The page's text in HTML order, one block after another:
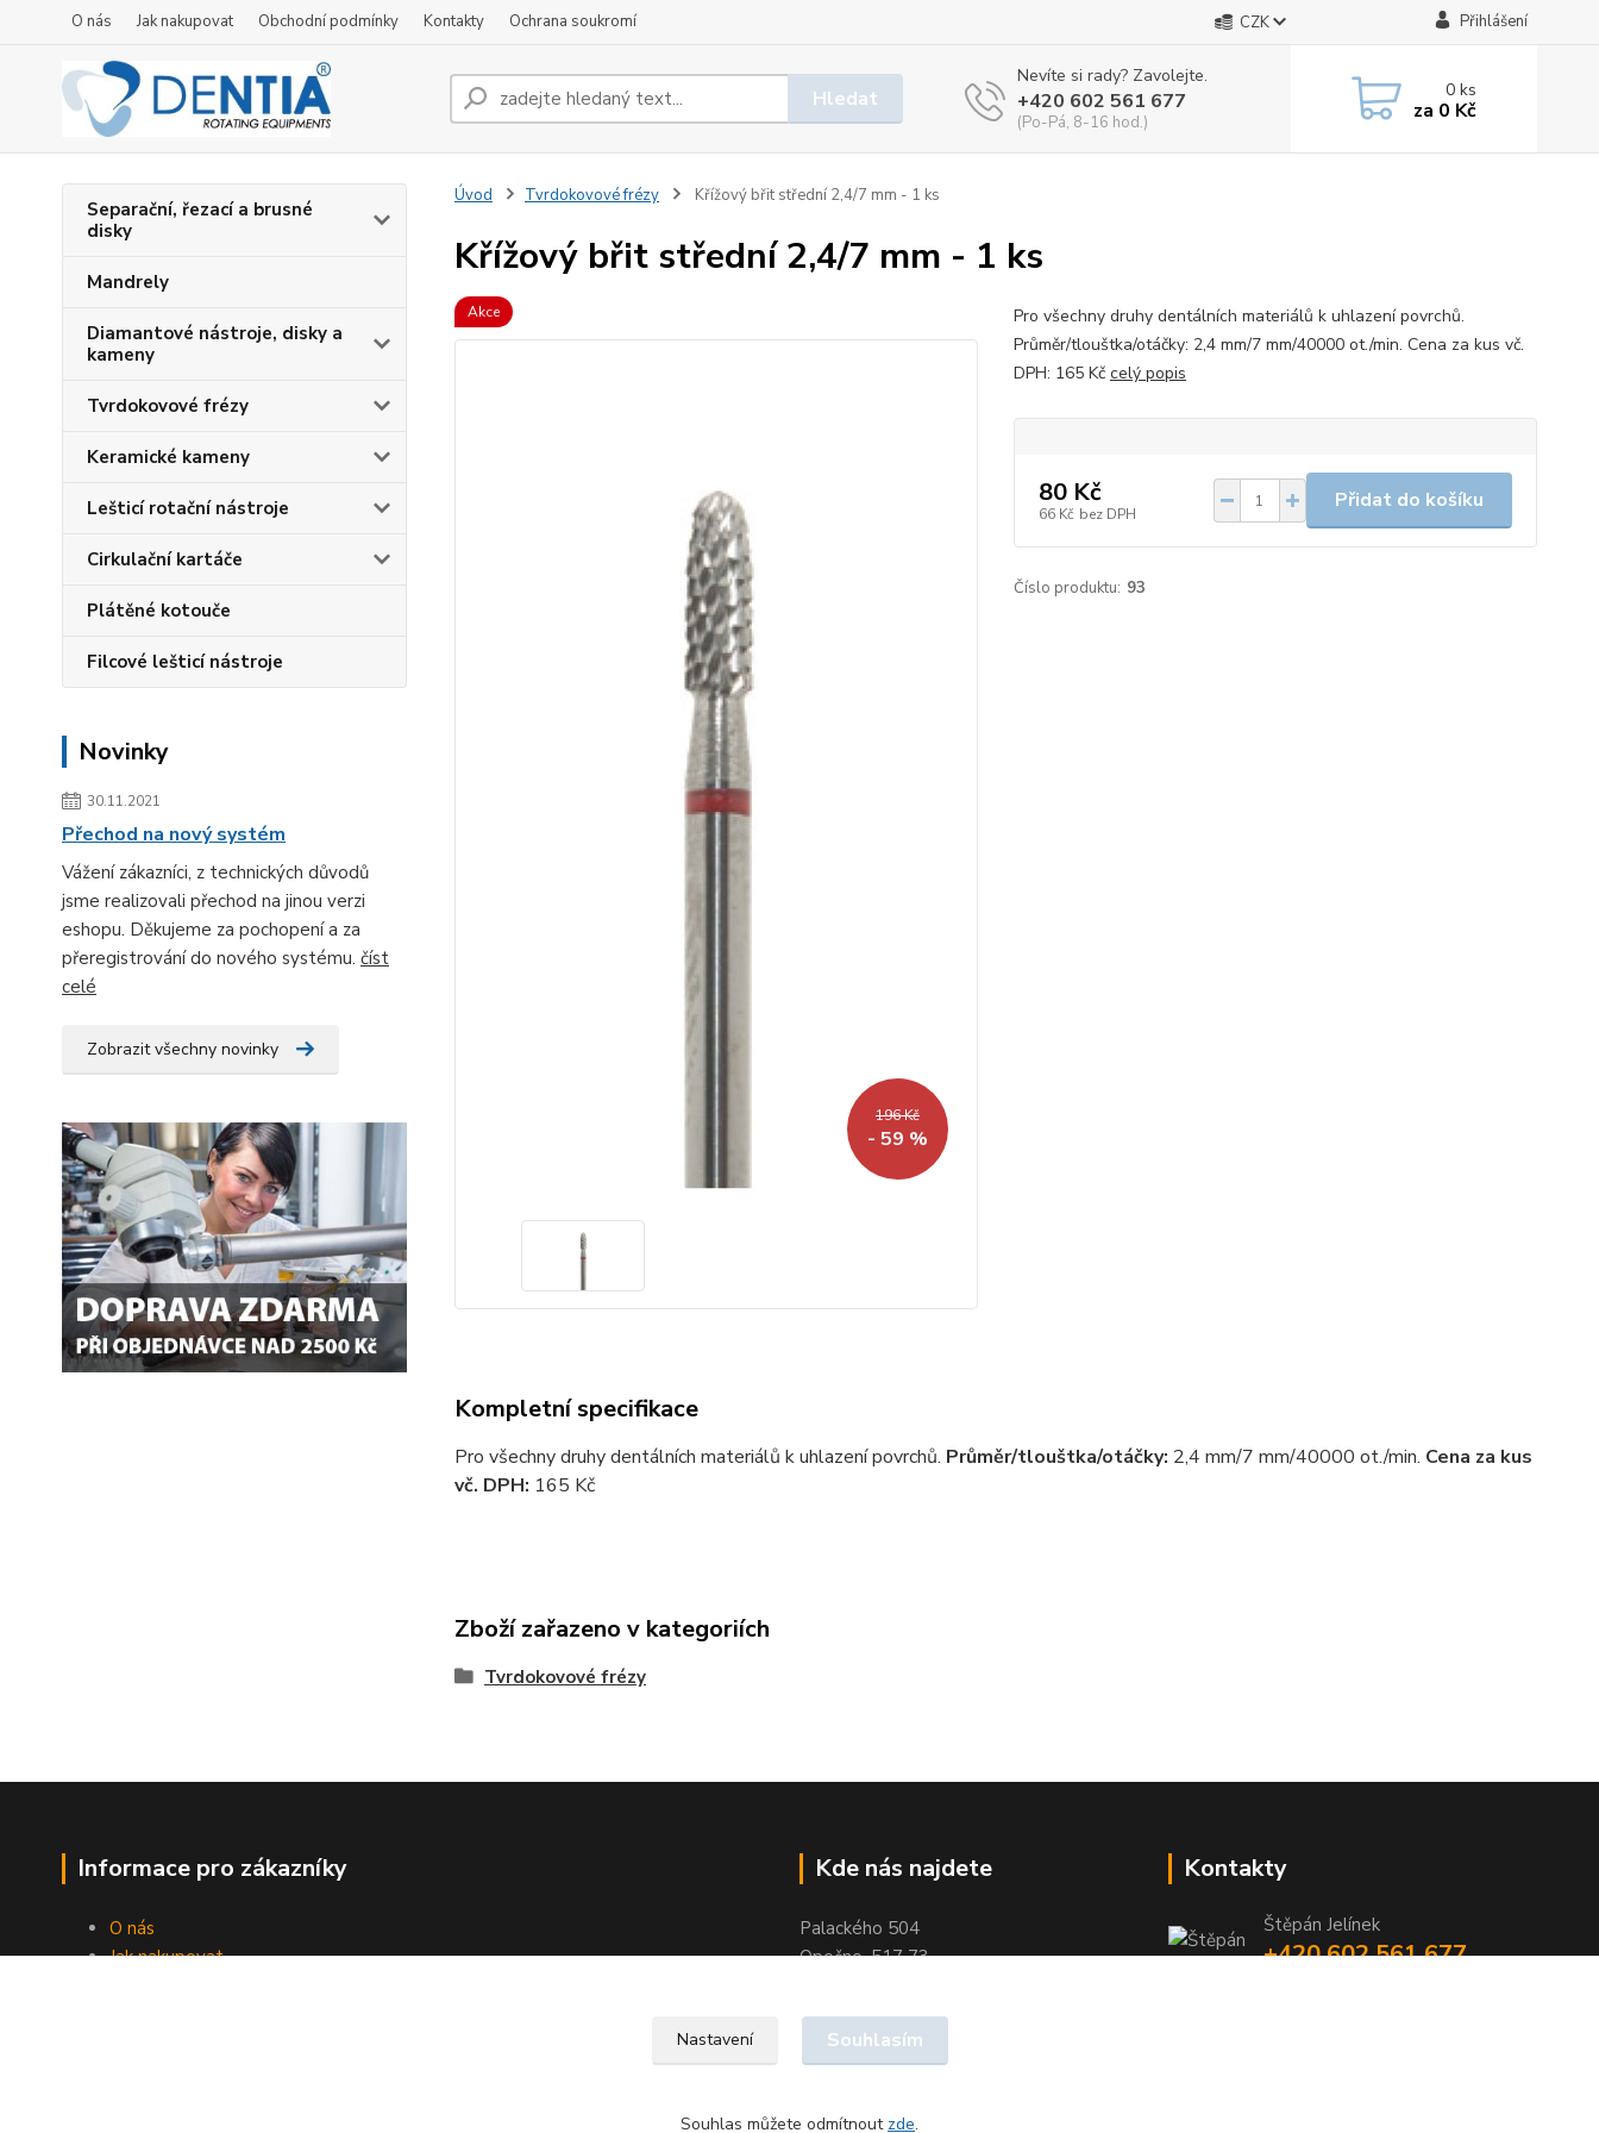
O nás Jak nakupovat Obchodní podmínky Kontakty Ochrana soukromí CZK Přihlášení
Hledat
Nevíte si rady? Zavolejte.
+420 602 561 677
(Po-Pá, 8-16 hod.)
0ks
za 0 Kč
Separační, řezací a brusné
disky
Mandrely
Diamantové nástroje, disky a
kameny
Tvrdokovové frézy
Keramické kameny
Lešticí rotační nástroje
Cirkulační kartáče
Plátěné kotouče
Filcové lešticí nástroje
Novinky
30.11.2021
Přechod na nový systém
Vážení zákazníci, z technických důvodů
jsme realizovali přechod na jinou verzi
eshopu. Děkujeme za pochopení a za
přeregistrování do nového systému. číst
celé
Zobrazit všechny novinky
Úvod Tvrdokovové frézy Křížový břit střední 2,4/7 mm - 1 ks
Křížový břit střední 2,4/7 mm - 1 ks
Akce
196 Kč
- 59 %
Pro všechny druhy dentálních materiálů k uhlazení povrchů.
Průměr/tlouštka/otáčky: 2,4 mm/7 mm/40000 ot./min. Cena za kus vč.
DPH: 165 Kč celý popis
80 Kč
66 Kč bez DPH
Přidat do košíku
Číslo produktu: 93
Kompletní specifikace
Pro všechny druhy dentálních materiálů k uhlazení povrchů. Průměr/tlouštka/otáčky: 2,4 mm/7 mm/40000 ot./min. Cena za kus
vč. DPH: 165 Kč
Zboží zařazeno v kategoriích
Tvrdokovové frézy
Informace pro zákazníky
O nás
Jak nakupovat
Kde nás najdete
Palackého 504
Opočno, 517 73
Kontakty
Štěpán Jelínek
+420 602 561 677
Nastavení Souhlasím
Souhlas můžete odmítnout zde.